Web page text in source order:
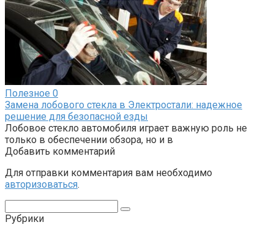
Полезное 0
Замена лобового стекла в Электростали: надежное
решение для безопасной езды
Лобовое стекло автомобиля играет важную роль не
только в обеспечении обзора, но и в
Добавить комментарий
Для отправки комментария вам необходимо
авторизоваться.
Рубрики